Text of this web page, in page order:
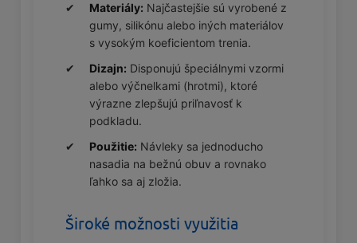
Materiály: Najčastejšie sú vyrobené z
gumy, silikónu alebo iných materiálov
s vysokým koeficientom trenia.
Dizajn: Disponujú špeciálnymi vzormi
alebo výčnelkami (hrotmi), ktoré
výrazne zlepšujú priľnavosť k
podkladu.
Použitie: Návleky sa jednoducho
nasadia na bežnú obuv a rovnako
ľahko sa aj zložia.
Široké možnosti využitia